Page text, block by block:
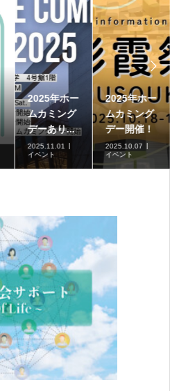
2025年ホー
ムカミング
デーあり...
2025.11.01
イベント
2025年ホー
ムカミング
デー開催！
2025.10.07
イベント
